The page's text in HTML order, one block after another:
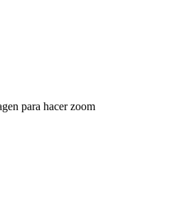
para hacer zoom